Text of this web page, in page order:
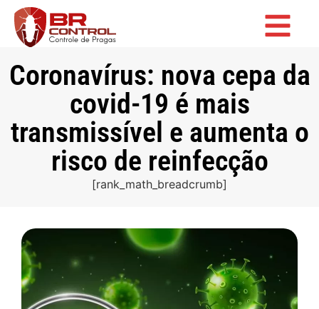
Coronavírus: nova cepa da
covid-19 é mais
transmissível e aumenta o
risco de reinfecção
[rank_math_breadcrumb]